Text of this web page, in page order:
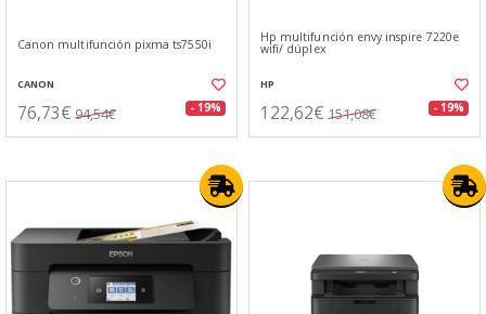
Canon multifunción pixma ts7550i
CANON
76,73€ 94,54€ - 19%
Hp multifunción envy inspire 7220e
wifi/ dúplex
HP
122,62€ 151,08€ - 19%